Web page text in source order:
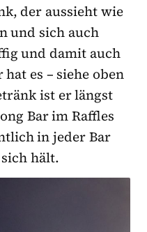
der aussieht wie
und sich auch
und damit auch
es – siehe oben
ist er längst
Bar im Raffles
in jeder Bar
hält.